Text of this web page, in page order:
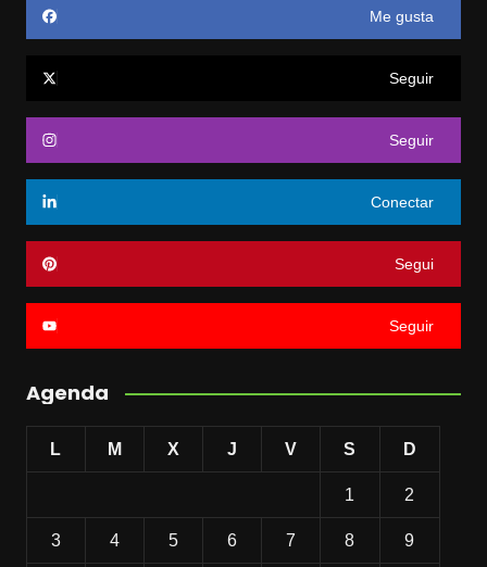
Me gusta
Seguir
Seguir
Conectar
Segui
Seguir
Agenda
L M X J V S D
1 2
3 4 5 6 7 8 9